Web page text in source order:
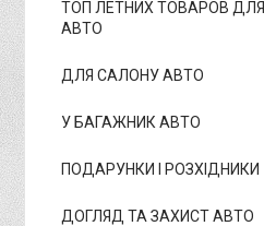
ТОП ЛЕТНИХ ТОВАРОВ ДЛЯ
АВТО
ДЛЯ САЛОНУ АВТО
У БАГАЖНИК АВТО
ПОДАРУНКИ І РОЗХІДНИКИ
ДОГЛЯД ТА ЗАХИСТ АВТО